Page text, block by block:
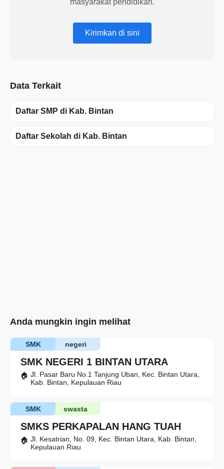
masyarakat pendidikan.
Kirimkan di sini
Data Terkait
Daftar SMP di Kab. Bintan
Daftar Sekolah di Kab. Bintan
Anda mungkin ingin melihat
SMK NEGERI 1 BINTAN UTARA
negeri
SMK
Jl. Pasar Baru No.1 Tanjung Uban, Kec. Bintan Utara,
Kab. Bintan, Kepulauan Riau
SMKS PERKAPALAN HANG TUAH
swasta
SMK
Jl. Kesatrian, No. 09, Kec. Bintan Utara, Kab. Bintan,
Kepulauan Riau